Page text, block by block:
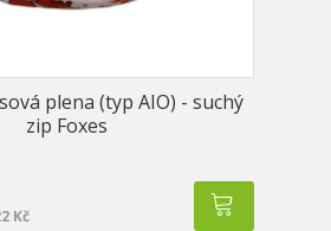
plena (typ AIO) - suchý
zip Foxes
Kč